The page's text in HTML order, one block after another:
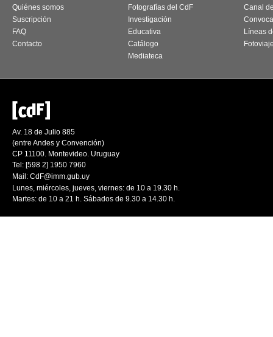
Quiénes somos
Suscripción
FAQ
Contacto
Fotografías del CdF
Investigación
Educativa
Catálogo
Mediateca
Canal
Líneas
Av. 18 de Julio 885
(entre Andes y Convención)
CP 11100. Montevideo. Uruguay
Tel: [598 2] 1950 7960
Mail: CdF@imm.gub.uy
Lunes, miércoles, jueves, viernes: de 10 a 19.30 h.
Martes: de 10 a 21 h. Sábados de 9.30 a 14.30 h.